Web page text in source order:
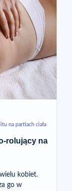
na partiach ciała
rolujący na
kobiet.
go w